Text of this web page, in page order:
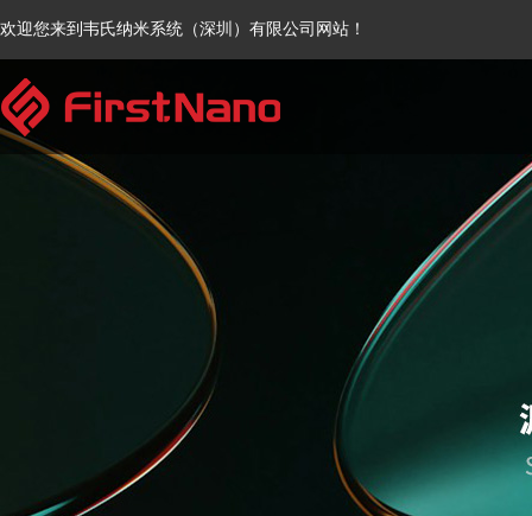
欢迎您来到韦氏纳米系统（深圳）有限公司网站！